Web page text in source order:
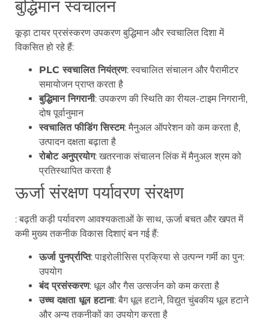
बुद्धिमान स्वचालन
कूड़ा टायर प्रसंस्करण उपकरण बुद्धिमान और स्वचालित दिशा में
विकसित हो रहे हैं:
PLC स्वचालित नियंत्रण: स्वचालित संचालन और पैरामीटर
समायोजन प्राप्त करता है
बुद्धिमान निगरानी: उपकरण की स्थिति का रीयल-टाइम निगरानी,
दोष पूर्वानुमान
स्वचालित फीडिंग सिस्टम: मैनुअल ऑपरेशन को कम करता है,
उत्पादन दक्षता बढ़ाता है
रोबोट अनुप्रयोग: खतरनाक संचालन लिंक में मैनुअल श्रम को
प्रतिस्थापित करता है
ऊर्जा संरक्षण पर्यावरण संरक्षण
: बढ़ती कड़ी पर्यावरण आवश्यकताओं के साथ, ऊर्जा बचत और खपत में
कमी मुख्य तकनीक विकास दिशाएं बन गई हैं:
ऊर्जा पुनर्प्राप्ति: पाइरोलीसिस प्रक्रिया से उत्पन्न गर्मी का पुन:
उपयोग
बंद प्रसंस्करण: धूल और गैस उत्सर्जन को कम करता है
उच्च दक्षता धूल हटाना: बैग धूल हटाने, विद्युत चुंबकीय धूल हटाने
और अन्य तकनीकों का उपयोग करता है